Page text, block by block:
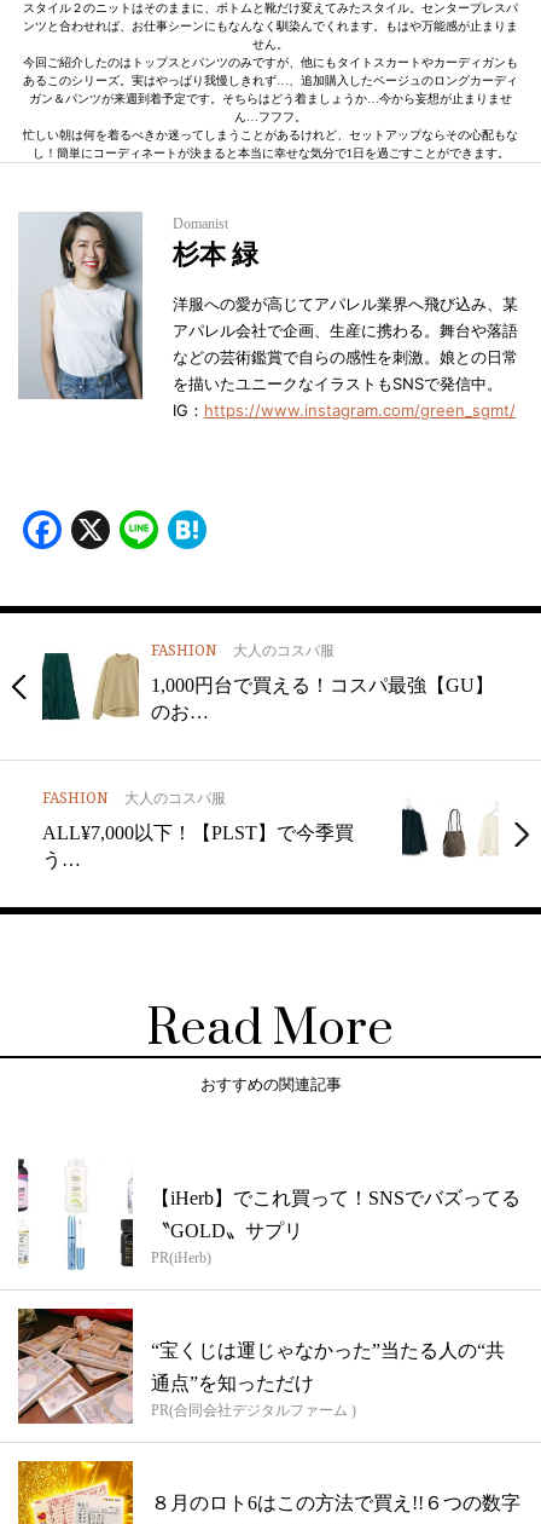
スタイル２のニットはそのままに、ボトムと靴だけ変えてみたスタイル。センタープレスパ
ンツと合わせれば、お仕事シーンにもなんなく馴染んでくれます。もはや万能感が止まりま
せん。
今回ご紹介したのはトップスとパンツのみですが、他にもタイトスカートやカーディガンも
あるこのシリーズ。実はやっぱり我慢しきれず…、追加購入したベージュのロングカーディ
ガン＆パンツが来週到着予定です。そちらはどう着ましょうか…今から妄想が止まりませ
ん…フフフ。
忙しい朝は何を着るべきか迷ってしまうことがあるけれど、セットアップならその心配もな
し！簡単にコーディネートが決まると本当に幸せな気分で1日を過ごすことができます。
Domanist
杉本 緑
洋服への愛が高じてアパレル業界へ飛び込み、某
アパレル会社で企画、生産に携わる。舞台や落語
などの芸術鑑賞で自らの感性を刺激。娘との日常
を描いたユニークなイラストもSNSで発信中。
IG： https://www.instagram.com/green_sgmt/
Facebook
X Line
FASHION 大人のコスパ服
1,000円台で買える！コスパ最強【GU】
のお…
FASHION 大人のコスパ服
ALL¥7,000以下！【PLST】で今季買
う…
Read More
おすすめの関連記事
【iHerb】でこれ買って！SNSでバズってる
〝GOLD〟サプリ
PR(iHerb)
“宝くじは運じゃなかった”当たる人の“共
通点”を知っただけ
PR(合同会社デジタルファーム )
８月のロト6はこの方法で買え!!６つの数字